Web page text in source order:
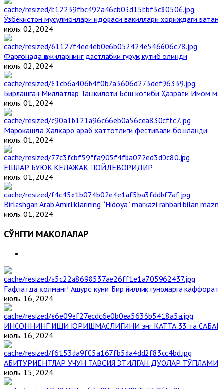
Ўзбекистон мусулмонлари идораси вакиллари хориждаги
июль. 02, 2024
Фарғонада ҳожиларнинг дастлабки гуруҳи кутиб олинди
июль. 02, 2024
Бирлашган Миллатлар Ташкилоти Бош котиби Ҳазрати Имом
июль. 01, 2024
Марокашда Халқаро араб хаттотлиги фестивали бошланди
июль. 01, 2024
ЁШЛАР БУЮК КЕЛАЖАК ПОЙДЕВОРИДИР
июль. 01, 2024
Birlashgan Arab Amirliklarining “Hidoya” markazi rahbari bilan
июль. 01, 2024
СЎНГГИ МАҚОЛАЛАР
Ғафлатда қолманг! Ашуро куни. Бир йиллик гуноҳларга
июль. 16, 2024
ИНСОННИНГ ИШИ ЮРИШМАСЛИГИНИ энг КАТТА 33 та
июль. 16, 2024
АБИТУРИЕНТЛАР УЧУН ТАВСИЯ ЭТИЛГАН ДУОЛАР ТЎПЛАМИ
июль. 15, 2024